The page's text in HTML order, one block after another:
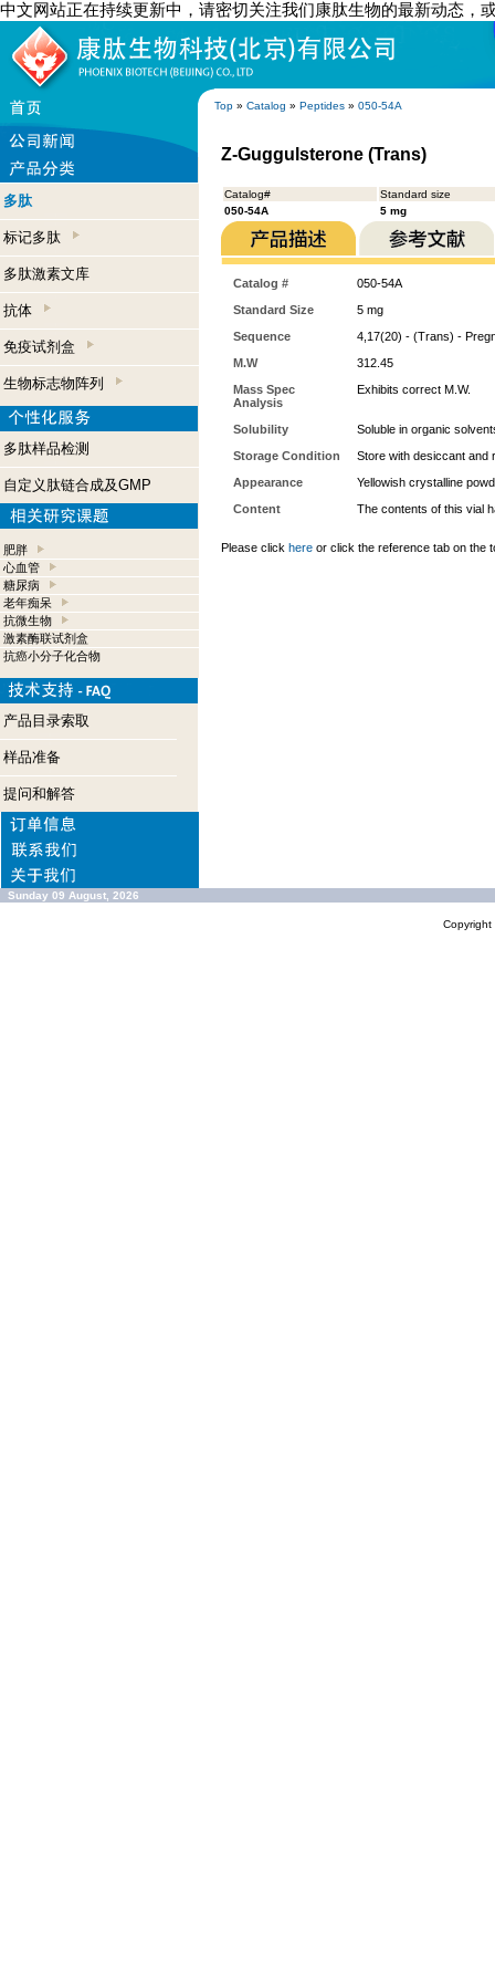
中文网站正在持续更新中，请密切关注我们康肽生物的最新动态，
Top » Catalog » Peptides » 050-54A
多肽
标记多肽
多肽激素文库
抗体
免疫试剂盒
生物标志物阵列
多肽样品检测
自定义肽链合成及GMP
肥胖
心血管
糖尿病
老年痴呆
抗微生物
激素酶联试剂盒
抗癌小分子化合物
产品目录索取
样品准备
提问和解答
Z-Guggulsterone (Trans)
Catalog#
Standard size
050-54A
5 mg
Catalog #
050-54A
Standard Size
5 mg
Sequence
4,17(20) - (Trans) -
M.W
312.45
Mass Spec
Analysis
Exhibits correct M.W.
Solubility
Soluble in organic
Storage Condition
Store with desiccant and
Appearance
Yellowish crystalline
Content
The contents of this vial
Please click here or click the reference tab on the
Sunday 09 August, 2026